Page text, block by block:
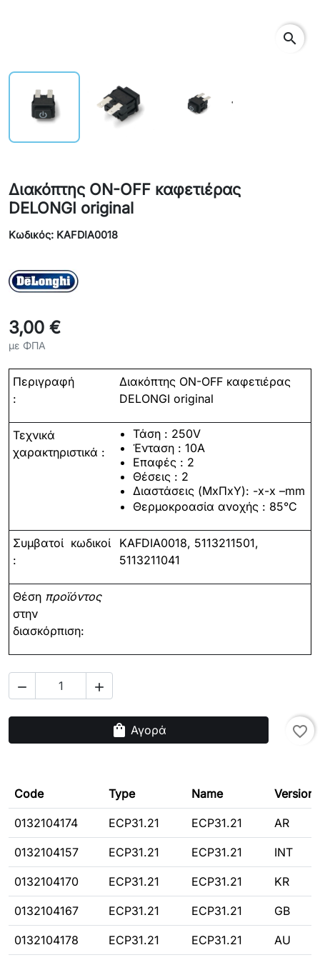
search
Διακόπτης ON-OFF καφετιέρας
DELONGI original
Κωδικός: KAFDIA0018
3,00 €
με ΦΠΑ
Περιγραφή
:
Διακόπτης ON-OFF καφετιέρας
DELONGI original
Τεχνικά
χαρακτηριστικά :
Τάση : 250V
Ένταση : 10Α
Επαφές : 2
Θέσεις : 2
Διαστάσεις (ΜxΠxΥ): -x-x –mm
Θερμοκροασία ανοχής : 85°C
Συμβατοί κωδικοί
:
KAFDIA0018, 5113211501,
5113211041
Θέση προϊόντος
στην
διασκόρπιση:
 
shopping_bag Αγορά favorite_border
Code Type Name Version
0132104174 ECP31.21 ECP31.21 AR
0132104157 ECP31.21 ECP31.21 INT
0132104170 ECP31.21 ECP31.21 KR
0132104167 ECP31.21 ECP31.21 GB
0132104178 ECP31.21 ECP31.21 AU